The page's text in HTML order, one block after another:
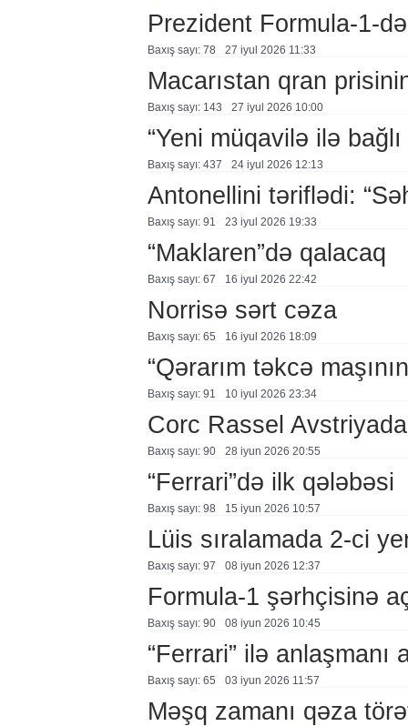
Prezident Formula-1-
Baxış sayı: 78 27 i̇yul 2026 11:33
Macarıstan qran
Baxış sayı: 143 27 i̇yul 2026 10:00
“Yeni müqavilə ilə
Baxış sayı: 437 24 i̇yul 2026 12:13
Antonellini təriflədi:
Baxış sayı: 91 23 i̇yul 2026 19:33
“Maklaren”də qalacaq
Baxış sayı: 67 16 i̇yul 2026 22:42
Norrisə sərt cəza
Baxış sayı: 65 16 i̇yul 2026 18:09
“Qərarım təkcə
Baxış sayı: 91 10 i̇yul 2026 23:34
Corc Rassel
Baxış sayı: 90 28 i̇yun 2026 20:55
“Ferrari”də ilk qələbəsi
Baxış sayı: 98 15 i̇yun 2026 10:57
Lüis sıralamada 2-ci
Baxış sayı: 97 08 i̇yun 2026 12:37
Formula-1 şərhçisinə
Baxış sayı: 90 08 i̇yun 2026 10:45
“Ferrari” ilə anlaşmanı
Baxış sayı: 65 03 i̇yun 2026 11:57
Məşq zamanı qəza